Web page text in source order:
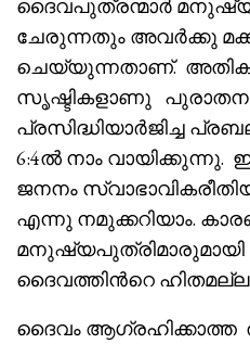
ദൈവപുത്രന്മാർ
ചേരുന്നതും അവർക്കു
ചെയ്യുന്നതാണ്.
സൃഷ്ടികളാണു
പ്രസിദ്ധിയാർജിച്ച
6:4ൽ നാം
ജനനം
എന്നു നമുക്കറിയാം.
ദൈവത്തിൻറെ
ദൈവം ആഗ്രഹിക്കാത്ത